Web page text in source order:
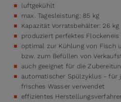
luftgekühlt
max. Tagesleistung: 85 kg
Kapazität Vorratsbehälter: 26 kg
produziert perfektes
optimal zur Kühlung von Fisch
bzw. zum Befüllen von
auch geeignet für die
automatischer Spülzyklus - für
frisches Wasser verwendet
effizientes